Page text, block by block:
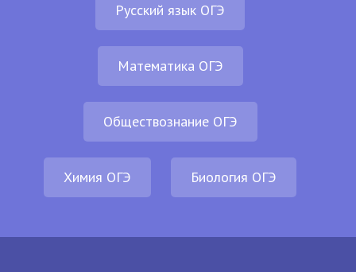
Русский язык ОГЭ
Математика ОГЭ
Обществознание ОГЭ
Химия ОГЭ Биология ОГЭ